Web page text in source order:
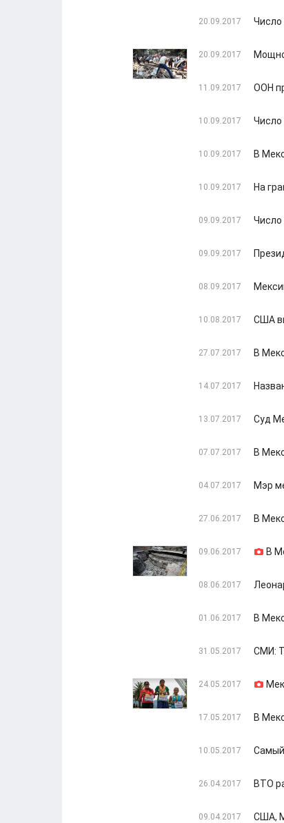
20.09.2017 Число
20.09.2017
11.09.2017 ООН
10.09.2017 Число
10.09.2017 В
10.09.2017 На
09.09.2017 Число
09.09.2017
08.09.2017
10.08.2017 США
27.07.2017 В
14.07.2017
13.07.2017 Суд
07.07.2017 В
04.07.2017 Мэр
27.06.2017 В
09.06.2017 В
08.06.2017
01.06.2017 В
31.05.2017 СМИ:
24.05.2017
17.05.2017 В
10.05.2017 Самый
26.04.2017 ВТО
09.04.2017 США,